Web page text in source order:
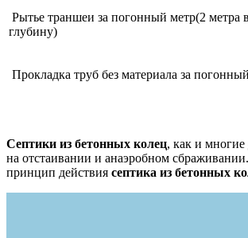
Рытье траншеи за погонный метр(2 метра в
глубину)
Прокладка труб без материала за
Септики из бетонных колец, как и
на отстаивании и анаэробном
принцип действия септика из бетонных